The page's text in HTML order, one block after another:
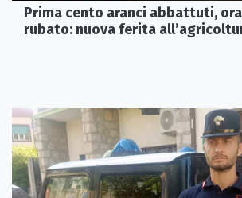
Prima cento aranci abbattuti,
rubato: nuova ferita